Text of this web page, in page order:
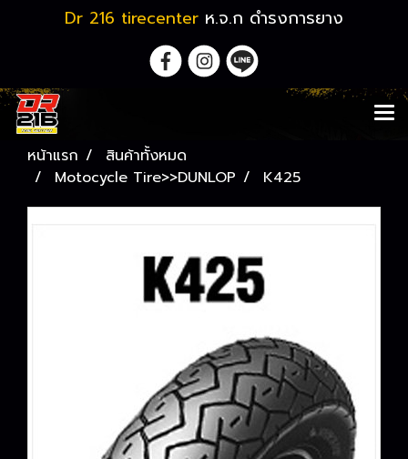
Dr 216 tirecenter ห.จ.ก ดำรงการยาง
หน้าแรก
สินค้าทั้งหมด
Motocycle Tire>>DUNLOP
K425